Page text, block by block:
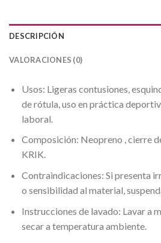
DESCRIPCIÓN
VALORACIONES (0)
Usos: Ligeras contusiones,
de rótula, uso en práctica
laboral.
Composición: Neopreno , cierre
KRIK.
Contraindicaciones: Si presenta
o sensibilidad al material,
Instrucciones de lavado: Lavar a
secar a temperatura ambiente.